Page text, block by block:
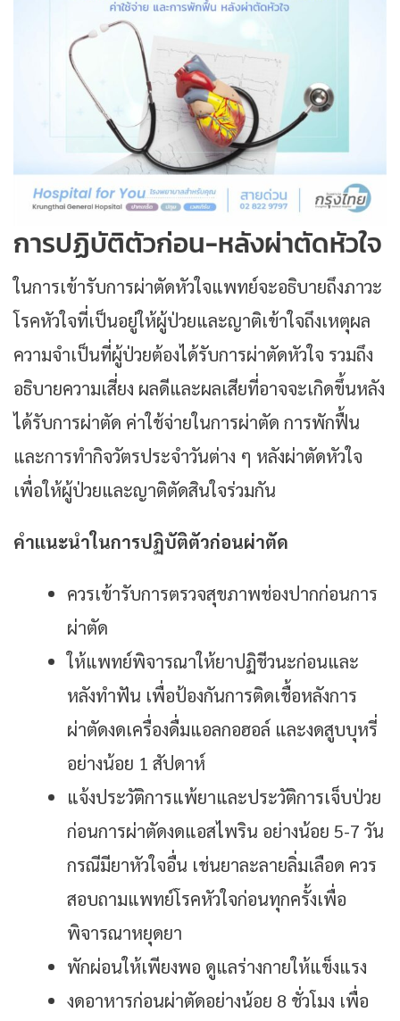
การปฏิบัติตัวก่อน-หลังผ่าตัดหัวใจ
ในการเข้ารับการผ่าตัดหัวใจแพทย์จะอธิบายถึงภาวะ
โรคหัวใจที่เป็นอยู่ให้ผู้ป่วยและญาติเข้าใจถึงเหตุผล
ความจำเป็นที่ผู้ป่วยต้องได้รับการผ่าตัดหัวใจ รวมถึง
อธิบายความเสี่ยง ผลดีและผลเสียที่อาจจะเกิดขึ้นหลัง
ได้รับการผ่าตัด ค่าใช้จ่ายในการผ่าตัด การพักฟื้น
และการทำกิจวัตรประจำวันต่าง ๆ หลังผ่าตัดหัวใจ
เพื่อให้ผู้ป่วยและญาติตัดสินใจร่วมกัน
คำแนะนำในการปฏิบัติตัวก่อนผ่าตัด
ควรเข้ารับการตรวจสุขภาพช่องปากก่อนการ
ผ่าตัด
ให้แพทย์พิจารณาให้ยาปฏิชีวนะก่อนและ
หลังทำฟัน เพื่อป้องกันการติดเชื้อหลังการ
ผ่าตัดงดเครื่องดื่มแอลกอฮอล์ และงดสูบบุหรี่
อย่างน้อย 1 สัปดาห์
แจ้งประวัติการแพ้ยาและประวัติการเจ็บป่วย
ก่อนการผ่าตัดงดแอสไพริน อย่างน้อย 5-7 วัน
กรณีมียาหัวใจอื่น เช่นยาละลายลิ่มเลือด ควร
สอบถามแพทย์โรคหัวใจก่อนทุกครั้งเพื่อ
พิจารณาหยุดยา
พักผ่อนให้เพียงพอ ดูแลร่างกายให้แข็งแรง
งดอาหารก่อนผ่าตัดอย่างน้อย 8 ชั่วโมง เพื่อ